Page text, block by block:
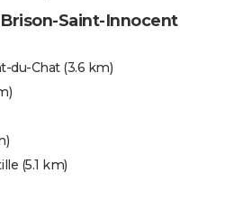
Saint-Innocent
du-Chat(3.6 km)
(5.1 km)